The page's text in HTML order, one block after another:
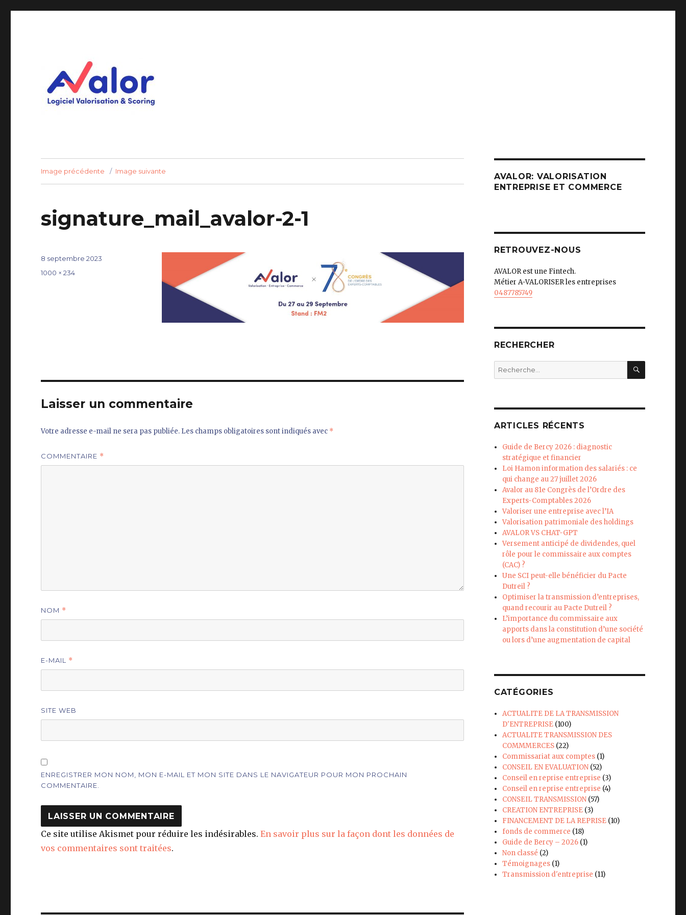
Image précédente Image suivante
signature_mail_avalor-2-1
Publié
8 septembre 2023
Taille
1000 × 234
Laisser un commentaire
Votre adresse e-mail ne sera pas publiée. Les champs obligatoires sont indiqués avec *
COMMENTAIRE *
NOM *
E-MAIL *
SITE WEB
ENREGISTRER MON NOM, MON E-MAIL ET MON SITE DANS LE NAVIGATEUR POUR MON PROCHAIN
COMMENTAIRE.
Ce site utilise Akismet pour réduire les indésirables.En savoir plus sur la façon dont les données de
vos commentaires sont traitées.
AVALOR: VALORISATION
ENTREPRISE ET COMMERCE
RETROUVEZ-NOUS
AVALOR est une Fintech.
Métier A-VALORISER les entreprises
0487785749
RECHERCHER
Recherche
pour
ARTICLES RÉCENTS
Guide de Bercy 2026 : diagnostic
stratégique et financier
Loi Hamon information des salariés : ce
qui change au 27 juillet 2026
Avalor au 81e Congrès de l’Ordre des
Experts-Comptables 2026
Valoriser une entreprise avec l’IA
Valorisation patrimoniale des holdings
AVALOR VS CHAT-GPT
Versement anticipé de dividendes, quel
rôle pour le commissaire aux comptes
(CAC) ?
Une SCI peut-elle bénéficier du Pacte
Dutreil ?
Optimiser la transmission d’entreprises,
quand recourir au Pacte Dutreil ?
L’importance du commissaire aux
apports dans la constitution d’une société
ou lors d’une augmentation de capital
CATÉGORIES
ACTUALITE DE LA TRANSMISSION
D'ENTREPRISE (100)
ACTUALITE TRANSMISSION DES
COMMMERCES (22)
Commissariat aux comptes (1)
CONSEIL EN EVALUATION (52)
Conseil en reprise entreprise (3)
Conseil en reprise entreprise (4)
CONSEIL TRANSMISSION (57)
CREATION ENTREPRISE (3)
FINANCEMENT DE LA REPRISE (10)
fonds de commerce (18)
Guide de Bercy – 2026 (1)
Non classé (2)
Témoignages (1)
Transmission d'entreprise (11)